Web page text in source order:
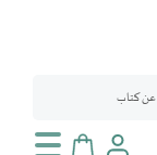
سلة التسوق